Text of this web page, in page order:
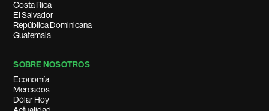
Costa Rica
El Salvador
República Dominicana
Guatemala
SOBRE NOSOTROS
Economía
Mercados
Dólar Hoy